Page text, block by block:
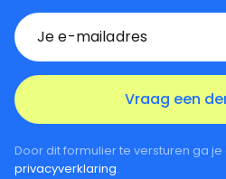
Door dit formulier te versturen ga
privacyverklaring.